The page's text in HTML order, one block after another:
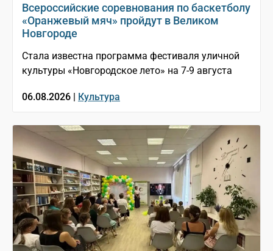
Всероссийские соревнования по баскетболу
«Оранжевый мяч» пройдут в Великом
Новгороде
Стала известна программа фестиваля уличной
культуры «Новгородское лето» на 7-9 августа
06.08.2026 | Культура